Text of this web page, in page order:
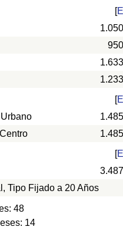
[
[
[
Tipo Fijado a 20 Años
48
14